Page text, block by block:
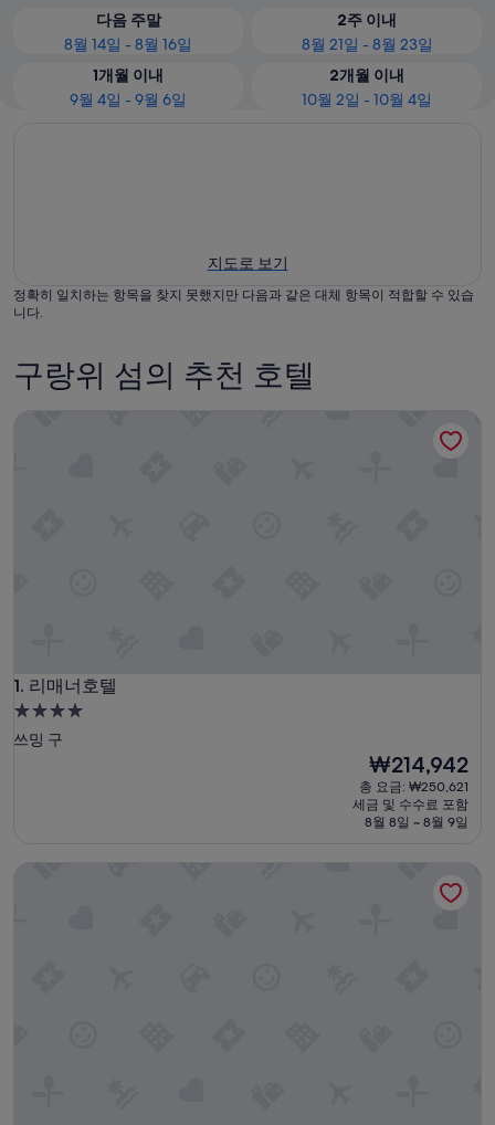
다음 주말
8월 14일 - 8월 16일
2주 이내
8월 21일 - 8월 23일
1개월 이내
9월 4일 - 9월 6일
2개월 이내
10월 2일 - 10월 4일
지도로 보기
정확히 일치하는 항목을 찾지 못했지만 다음과 같은 대체 항목이 적합할 수 있습
니다.
구랑위 섬의 추천 호텔
1. 리매너호텔
리매너호텔
4.0
성
쓰밍 구
현
재
요
금
₩214,942
총 요금: ₩250,621
세금 및 수수료 포함
8월 8일 ~ 8월 9일